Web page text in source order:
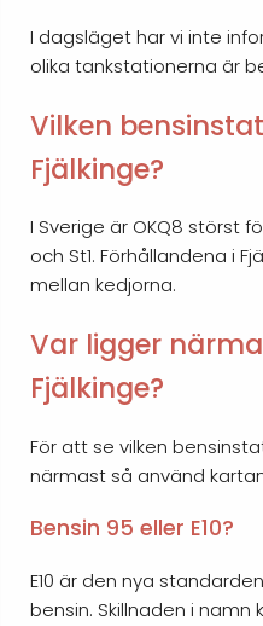
I dagsläget har vi inte
olika tankstationerna är
Vilken
Fjälkinge?
I Sverige är OKQ8 störst
och St1. Förhållandena i
mellan kedjorna.
Var ligger
Fjälkinge?
För att se vilken
närmast så använd
Bensin 95 eller E10?
E10 är den nya
bensin. Skillnaden i